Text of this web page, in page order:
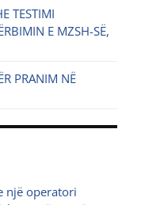
TESTIMI
E MZSH-SË,
PRANIM NË
një operatori